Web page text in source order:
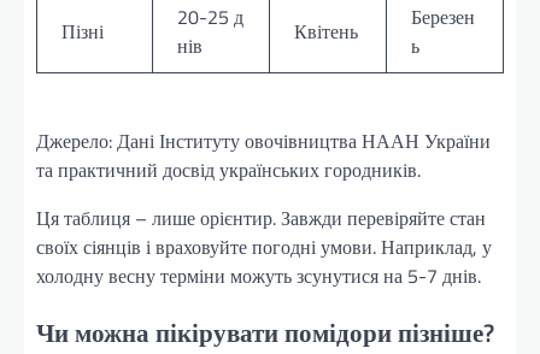
Пізні
20-25 д
нів
Квітень
Березен
ь
Джерело: Дані Інституту овочівництва НААН України
та практичний досвід українських городників.
Ця таблиця – лише орієнтир. Завжди перевіряйте стан
своїх сіянців і враховуйте погодні умови. Наприклад, у
холодну весну терміни можуть зсунутися на 5-7 днів.
Чи можна пікірувати помідори пізніше?